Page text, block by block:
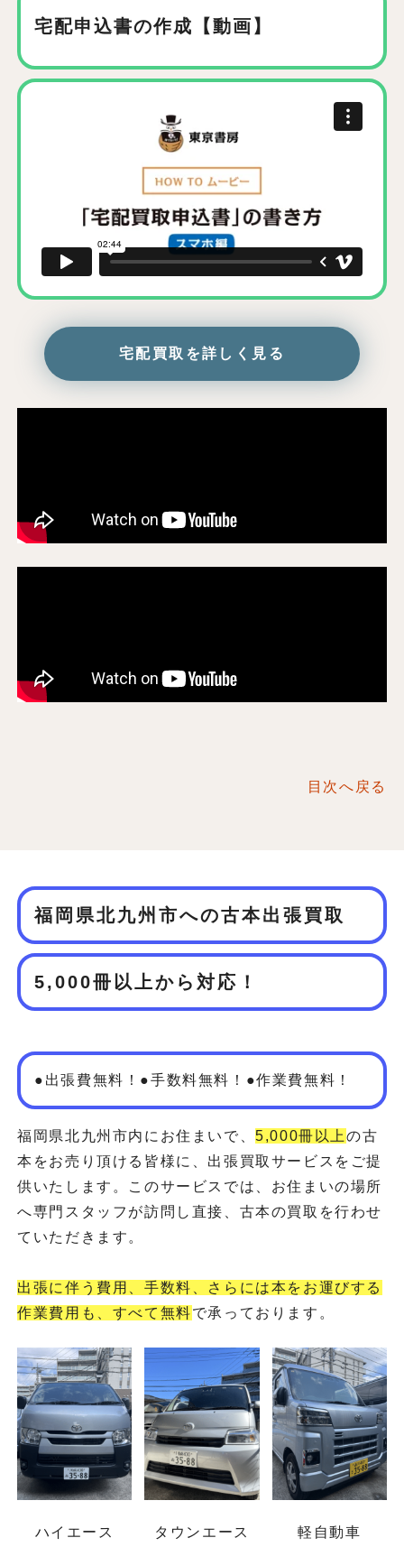
宅配申込書の作成【動画】
宅配買取を詳しく見る
目次へ戻る
福岡県北九州市への古本出張買取
5,000冊以上から対応！
●出張費無料！●手数料無料！●作業費無料！
福岡県北九州市内にお住まいで、5,000冊以上 の古
本をお売り頂ける皆様に、出張買取サービスをご提
供いたします。このサービスでは、お住まいの場所
へ専門スタッフが訪問し直接、古本の買取を行わせ
ていただきます。
出張に伴う費用、手数料、さらには本をお運びする
作業費用も、すべて無料で承っております。
ハイエース タウンエース 軽自動車